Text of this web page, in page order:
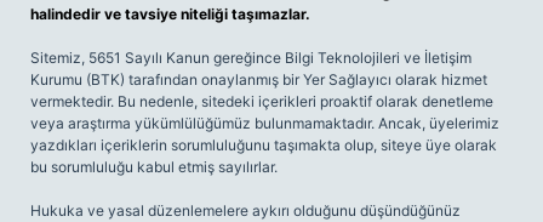
halindedir ve tavsiye niteliği taşımazlar.
Sitemiz, 5651 Sayılı Kanun gereğince Bilgi Teknolojileri ve İletişim
Kurumu (BTK) tarafından onaylanmış bir Yer Sağlayıcı olarak hizmet
vermektedir. Bu nedenle, sitedeki içerikleri proaktif olarak denetleme
veya araştırma yükümlülüğümüz bulunmamaktadır. Ancak, üyelerimiz
yazdıkları içeriklerin sorumluluğunu taşımakta olup, siteye üye olarak
bu sorumluluğu kabul etmiş sayılırlar.
Hukuka ve yasal düzenlemelere aykırı olduğunu düşündüğünüz